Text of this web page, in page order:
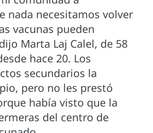
nada necesitamos volver
vacunas pueden
Marta Laj Calel, de 58
hace 20. Los
secundarios la
pero no les prestó
había visto que la
del centro de